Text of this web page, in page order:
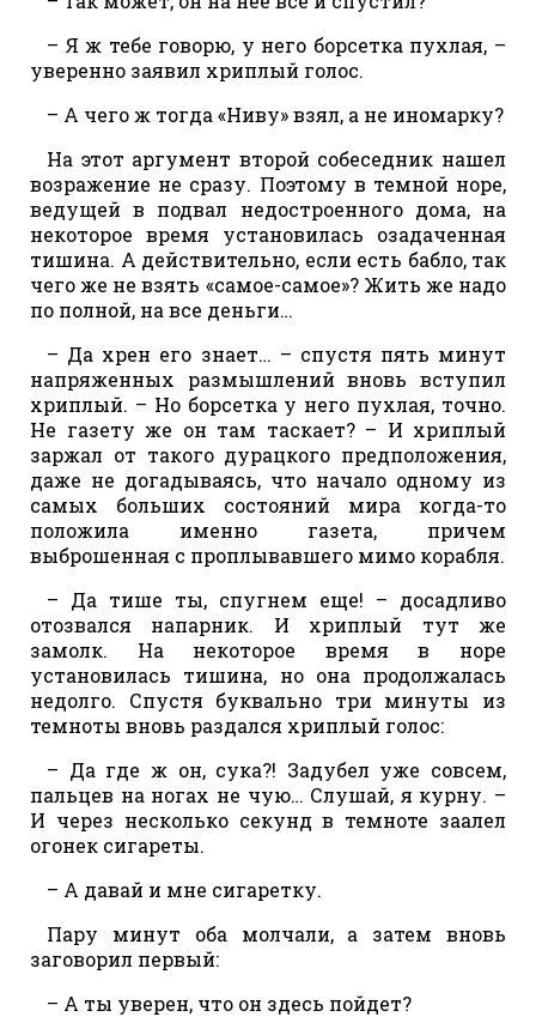
– Я ж тебе говорю, у него борсетка пухлая, –
уверенно заявил хриплый голос.
– А чего ж тогда «Ниву» взял, а не иномарку?
На этот аргумент второй собеседник нашел
возражение не сразу. Поэтому в темной норе,
ведущей в подвал недостроенного дома, на
некоторое время установилась озадаченная
тишина. А действительно, если есть бабло, так
чего же не взять «самое-самое»? Жить же надо
по полной, на все деньги…
– Да хрен его знает… – спустя пять минут
напряженных размышлений вновь вступил
хриплый. – Но борсетка у него пухлая, точно.
Не газету же он там таскает? – И хриплый
заржал от такого дурацкого предположения,
даже не догадываясь, что начало одному из
самых больших состояний мира когда-то
положила именно газета, причем
выброшенная с проплывавшего мимо корабля.
– Да тише ты, спугнем еще! – досадливо
отозвался напарник. И хриплый тут же
замолк. На некоторое время в норе
установилась тишина, но она продолжалась
недолго. Спустя буквально три минуты из
темноты вновь раздался хриплый голос:
– Да где ж он, сука?! Задубел уже совсем,
пальцев на ногах не чую… Слушай, я курну. –
И через несколько секунд в темноте заалел
огонек сигареты.
– А давай и мне сигаретку.
Пару минут оба молчали, а затем вновь
заговорил первый:
– А ты уверен, что он здесь пойдет?